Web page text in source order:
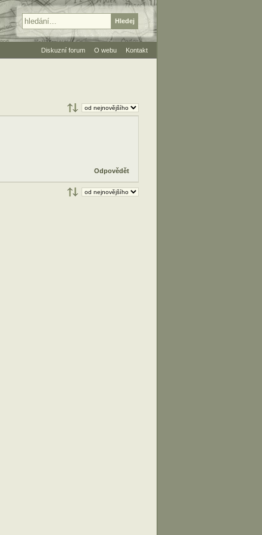
Odpovědět
Diskuzní forum O webu Kontakt